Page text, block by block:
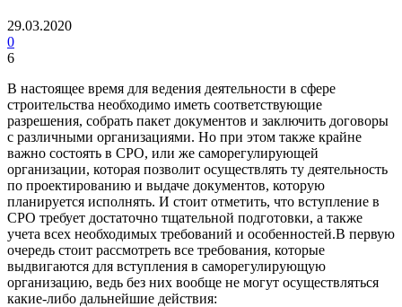
29.03.2020
0
6
В настоящее время для ведения деятельности в сфере
строительства необходимо иметь соответствующие
разрешения, собрать пакет документов и заключить договоры
с различными организациями. Но при этом также крайне
важно состоять в СРО, или же саморегулирующей
организации, которая позволит осуществлять ту деятельность
по проектированию и выдаче документов, которую
планируется исполнять. И стоит отметить, что вступление в
СРО требует достаточно тщательной подготовки, а также
учета всех необходимых требований и особенностей.В первую
очередь стоит рассмотреть все требования, которые
выдвигаются для вступления в саморегулирующую
организацию, ведь без них вообще не могут осуществляться
какие-либо дальнейшие действия: